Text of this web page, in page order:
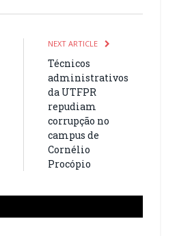
NEXT ARTICLE
Técnicos
administrativos
da UTFPR
repudiam
corrupção no
campus de
Cornélio
Procópio